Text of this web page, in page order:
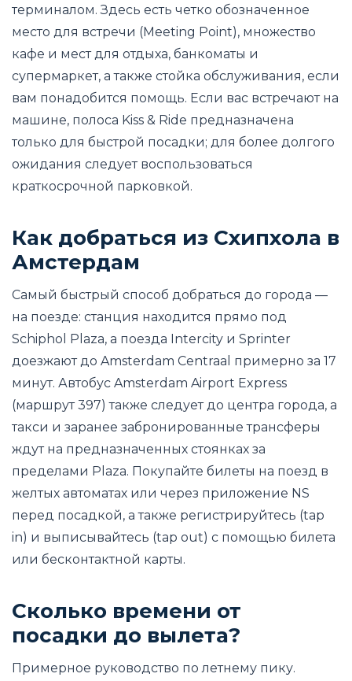
терминалом. Здесь есть четко обозначенное
место для встречи (Meeting Point), множество
кафе и мест для отдыха, банкоматы и
супермаркет, а также стойка обслуживания, если
вам понадобится помощь. Если вас встречают на
машине, полоса Kiss & Ride предназначена
только для быстрой посадки; для более долгого
ожидания следует воспользоваться
краткосрочной парковкой.
Как добраться из Схипхола в
Амстердам
Самый быстрый способ добраться до города —
на поезде: станция находится прямо под
Schiphol Plaza, а поезда Intercity и Sprinter
доезжают до Amsterdam Centraal примерно за 17
минут. Автобус Amsterdam Airport Express
(маршрут 397) также следует до центра города, а
такси и заранее забронированные трансферы
ждут на предназначенных стоянках за
пределами Plaza. Покупайте билеты на поезд в
желтых автоматах или через приложение NS
перед посадкой, а также регистрируйтесь (tap
in) и выписывайтесь (tap out) с помощью билета
или бесконтактной карты.
Сколько времени от
посадки до вылета?
Примерное руководство по летнему пику.